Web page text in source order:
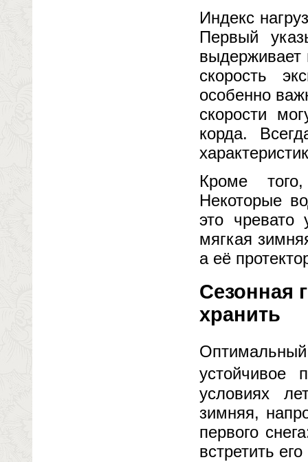
Индекс
Первый
скорость
особенно
скорости
корда.
Кроме
Некоторые
это чревато
мягкая
а её
Сезонная
хранить
условиях
зимняя,
первого
встретить